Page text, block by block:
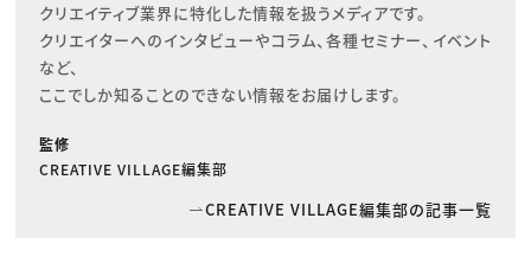
クリエイティブ業界に特化した情報を扱うメディアです。
クリエイターへのインタビューやコラム、各種セミナー、イベント
など、
ここでしか知ることのできない情報をお届けします。
監修
CREATIVE VILLAGE編集部
CREATIVE VILLAGE編集部の記事一覧